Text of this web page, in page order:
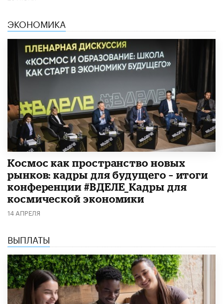
ЭКОНОМИКА
Космос как пространство новых
рынков: кадры для будущего – итоги
конференции #ВДЕЛЕ_Кадры для
космической экономики
14 АПРЕЛЯ
ВЫПЛАТЫ